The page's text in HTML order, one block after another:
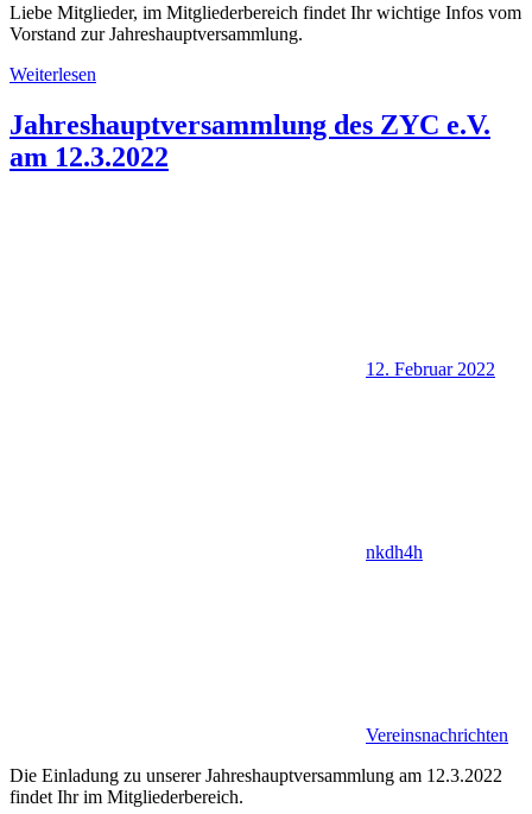
Liebe Mitglieder, im Mitgliederbereich findet Ihr wichtige Infos vom
Vorstand zur Jahreshauptversammlung.
Weiterlesen
Jahreshauptversammlung des ZYC e.V.
am 12.3.2022
12. Februar 2022
nkdh4h
Vereinsnachrichten
Die Einladung zu unserer Jahreshauptversammlung am 12.3.2022
findet Ihr im Mitgliederbereich.